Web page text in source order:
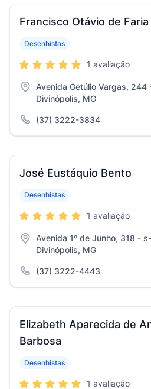
Francisco Otávio de Faria
Desenhistas
1 avaliação
Avenida Getúlio Vargas, 244
Divinópolis, MG
(37) 3222-3834
José Eustáquio Bento
Desenhistas
1 avaliação
Avenida 1º de Junho, 318 -
Divinópolis, MG
(37) 3222-4443
Elizabeth Aparecida de
Barbosa
Desenhistas
1 avaliação